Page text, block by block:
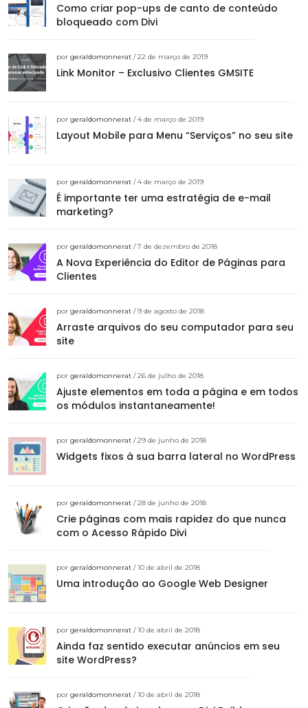
Como criar pop-ups de canto de conteúdo
bloqueado com Divi
por geraldomonnerat / 22 de março de 2019
Link Monitor – Exclusivo Clientes GMSITE
por geraldomonnerat / 4 de março de 2019
Layout Mobile para Menu “Serviços” no seu site
por geraldomonnerat / 4 de março de 2019
É importante ter uma estratégia de e-mail
marketing?
por geraldomonnerat / 7 de dezembro de 2018
A Nova Experiência do Editor de Páginas para
Clientes
por geraldomonnerat / 9 de agosto de 2018
Arraste arquivos do seu computador para seu
site
por geraldomonnerat / 26 de julho de 2018
Ajuste elementos em toda a página e em todos
os módulos instantaneamente!
por geraldomonnerat / 29 de junho de 2018
Widgets fixos à sua barra lateral no WordPress
por geraldomonnerat / 28 de junho de 2018
Crie páginas com mais rapidez do que nunca
com o Acesso Rápido Divi
por geraldomonnerat / 10 de abril de 2018
Uma introdução ao Google Web Designer
por geraldomonnerat / 10 de abril de 2018
Ainda faz sentido executar anúncios em seu
site WordPress?
por geraldomonnerat / 10 de abril de 2018